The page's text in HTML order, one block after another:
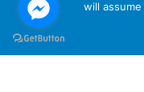
Email :
will